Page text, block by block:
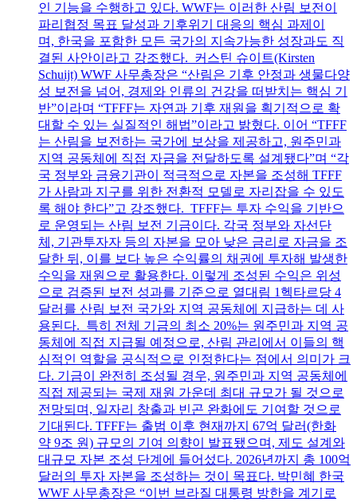
인 기능을 수행하고 있다. WWF는 이러한 산림 보전이
파리협정 목표 달성과 기후위기 대응의 핵심 과제이
며, 한국을 포함한 모든 국가의 지속가능한 성장과도 직
결된 사안이라고 강조했다. 커스틴 슈이트(Kirsten
Schuijt) WWF 사무총장은 “산림은 기후 안정과 생물다양
성 보전을 넘어, 경제와 인류의 건강을 떠받치는 핵심 기
반”이라며 “TFFF는 자연과 기후 재원을 획기적으로 확
대할 수 있는 실질적인 해법”이라고 밝혔다. 이어 “TFFF
는 산림을 보전하는 국가에 보상을 제공하고, 원주민과
지역 공동체에 직접 자금을 전달하도록 설계됐다”며 “각
국 정부와 금융기관이 적극적으로 자본을 조성해 TFFF
가 사람과 지구를 위한 전환적 모델로 자리잡을 수 있도
록 해야 한다”고 강조했다. TFFF는 투자 수익을 기반으
로 운영되는 산림 보전 기금이다. 각국 정부와 자선단
체, 기관투자자 등의 자본을 모아 낮은 금리로 자금을 조
달한 뒤, 이를 보다 높은 수익률의 채권에 투자해 발생한
수익을 재원으로 활용한다. 이렇게 조성된 수익은 위성
으로 검증된 보전 성과를 기준으로 열대림 1헥타르당 4
달러를 산림 보전 국가와 지역 공동체에 지급하는 데 사
용된다. 특히 전체 기금의 최소 20%는 원주민과 지역 공
동체에 직접 지급될 예정으로, 산림 관리에서 이들의 핵
심적인 역할을 공식적으로 인정한다는 점에서 의미가 크
다. 기금이 완전히 조성될 경우, 원주민과 지역 공동체에
직접 제공되는 국제 재원 가운데 최대 규모가 될 것으로
전망되며, 일자리 창출과 빈곤 완화에도 기여할 것으로
기대된다. TFFF는 출범 이후 현재까지 67억 달러(한화
약 9조 원) 규모의 기여 의향이 발표됐으며, 제도 설계와
대규모 자본 조성 단계에 들어섰다. 2026년까지 총 100억
달러의 투자 자본을 조성하는 것이 목표다. 박민혜 한국
WWF 사무총장은 “이번 브라질 대통령 방한을 계기로